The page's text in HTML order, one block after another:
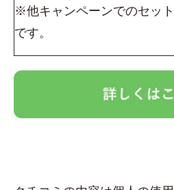
※他キャンペーンでのセッ
です。